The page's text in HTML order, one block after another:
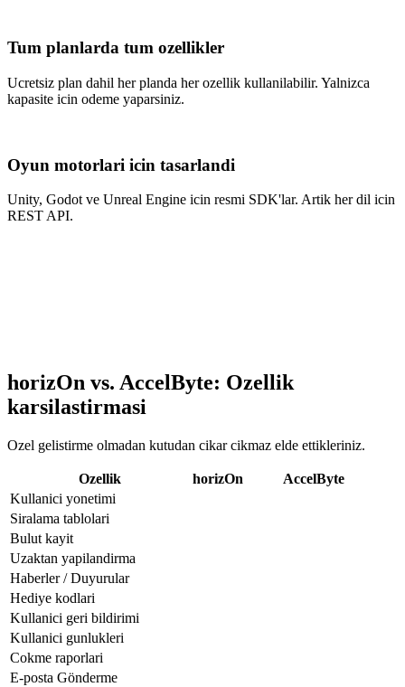
Tum planlarda tum ozellikler
Ucretsiz plan dahil her planda her ozellik kullanilabilir. Yalnizca
kapasite icin odeme yaparsiniz.
Oyun motorlari icin tasarlandi
Unity, Godot ve Unreal Engine icin resmi SDK'lar. Artik her dil icin
REST API.
horizOn vs. AccelByte: Ozellik
karsilastirmasi
Ozel gelistirme olmadan kutudan cikar cikmaz elde ettikleriniz.
Ozellik horizOn
AccelByte
Kullanici yonetimi
Siralama tablolari
Bulut kayit
Uzaktan yapilandirma
Haberler / Duyurular
Hediye kodlari
Kullanici geri bildirimi
Kullanici gunlukleri
Cokme raporlari
E-posta Gönderme